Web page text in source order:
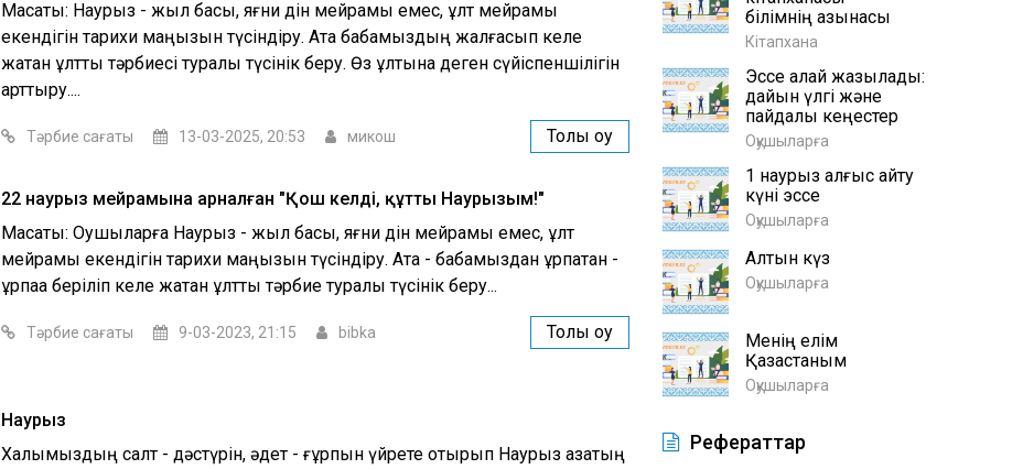
Мақсаты: Наурыз - жыл басы, яғни дін мейрамы емес, ұлт мейрамы
екендігін тарихи маңызын түсіндіру. Ата бабамыздың жалғасып келе
жатқан ұлттық тәрбиесі туралы түсінік беру. Өз ұлтына деген сүйіспеншілігін
арттыру....
Тәрбие сағаты 13-03-2025, 20:53 микош Толық оқу
22 наурыз мейрамына арналған "Қош келдің, құтты Наурызым!"
Мақсаты: Оқушыларға Наурыз - жыл басы, яғни дін мейрамы емес, ұлт
мейрамы екендігін тарихи маңызын түсіндіру. Ата - бабамыздан ұрпақтан -
ұрпаққа беріліп келе жатқан ұлттық тәрбие туралы түсінік беру...
Тәрбие сағаты 9-03-2023, 21:15 bibka Толық оқу
Наурыз
Халқымыздың салт - дәстүрін, әдет - ғұрпын үйрете отырып Наурыз қазақтың
білімнің қазынасы
Кітапхана
Эссе қалай жазылады:
дайын үлгі және
пайдалы кеңестер
Оқушыларға
1 наурыз алғыс айту
күні эссе
Оқушыларға
Алтын күз
Оқушыларға
Менің елім
Қазақстаным
Оқушыларға
Рефераттар